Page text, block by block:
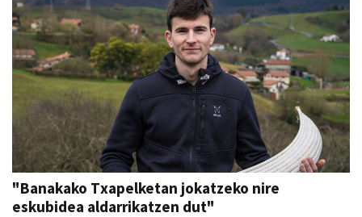
"Banakako Txapelketan jokatzeko nire
eskubidea aldarrikatzen dut"